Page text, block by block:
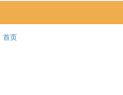
首页